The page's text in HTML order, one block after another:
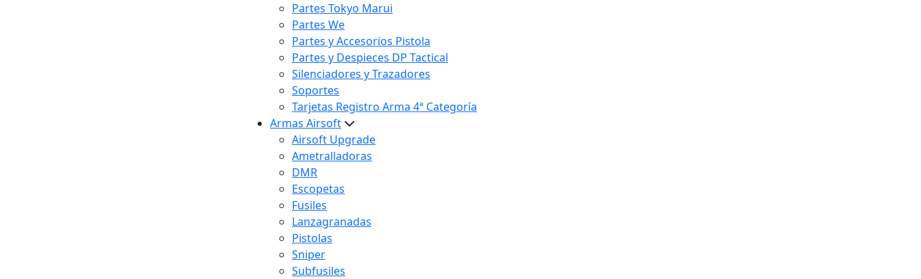
Partes Tokyo Marui
Partes We
Partes y Accesorios Pistola
Partes y Despieces DP Tactical
Silenciadores y Trazadores
Soportes
Tarjetas Registro Arma 4ª Categoría
Armas Airsoft
Airsoft Upgrade
Ametralladoras
DMR
Escopetas
Fusiles
Lanzagranadas
Pistolas
Sniper
Subfusiles